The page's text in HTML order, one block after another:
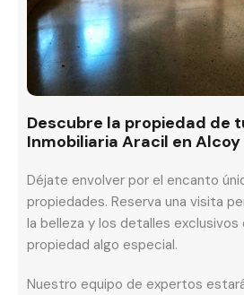
Descubre la propiedad de
Inmobiliaria Aracil en Alcoy
Déjate envolver por el encanto
propiedades. Reserva una visita
la belleza y los detalles exclusivos
propiedad algo especial.
Nuestro equipo de expertos